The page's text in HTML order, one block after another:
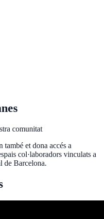
comunitat
també et dona accés a
col·laboradors vinculats a
de Barcelona.